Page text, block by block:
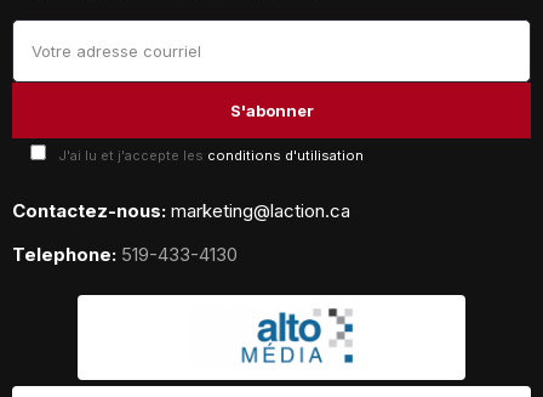
J'ai lu et j'accepte les conditions d'utilisation
Contactez-nous: marketing@laction.ca
Telephone: 519-433-4130